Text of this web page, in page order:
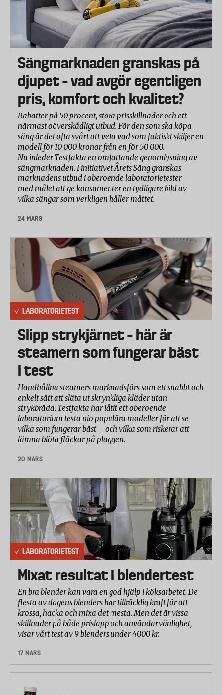
Sängmarknaden granskas på
djupet – vad avgör egentligen
pris, komfort och kvalitet?
Rabatter på 50 procent, stora prisskillnader och ett
närmast oöverskådligt utbud. För den som ska köpa
säng är det ofta svårt att veta vad som faktiskt skiljer en
modell för 10 000 kronor från en för 50 000.
Nu inleder Testfakta en omfattande genomlysning av
sängmarknaden. I initiativet Årets Säng granskas
marknadens utbud i oberoende laboratorietester –
med målet att ge konsumenter en tydligare bild av
vilka sängar som verkligen håller måttet.
24 MARS
LABORATORIETEST
Slipp strykjärnet – här är
steamern som fungerar bäst
i test
Handhållna steamers marknadsförs som ett snabbt och
enkelt sätt att släta ut skrynkliga kläder utan
strykbräda. Testfakta har låtit ett oberoende
laboratorium testa nio populära modeller för att se
vilka som fungerar bäst – och vilka som riskerar att
lämna blöta fläckar på plaggen.
20 MARS
LABORATORIETEST
Mixat resultat i blendertest
En bra blender kan vara en god hjälp i köksarbetet. De
flesta av dagens blenders har tillräcklig kraft för att
krossa, hacka och mixa det mesta. Men det är vissa
skillnader på både prislapp och användarvänlighet,
visar vårt test av 9 blenders under 4000 kr.
17 MARS